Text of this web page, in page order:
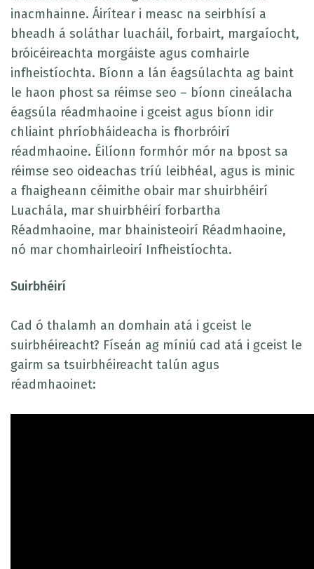
inacmhainne. Áirítear i measc na seirbhísí a
bheadh á soláthar luacháil, forbairt, margaíocht,
bróicéireachta morgáiste agus comhairle
infheistíochta. Bíonn a lán éagsúlachta ag baint
le haon phost sa réimse seo – bíonn cineálacha
éagsúla réadmhaoine i gceist agus bíonn idir
chliaint phríobháideacha is fhorbróirí
réadmhaoine. Éilíonn formhór mór na bpost sa
réimse seo oideachas tríú leibhéal, agus is minic
a fhaigheann céimithe obair mar shuirbhéirí
Luachála, mar shuirbhéirí forbartha
Réadmhaoine, mar bhainisteoirí Réadmhaoine,
nó mar chomhairleoirí Infheistíochta.
Suirbhéirí
Cad ó thalamh an domhain atá i gceist le
suirbhéireacht? Físeán ag míniú cad atá i gceist le
gairm sa tsuirbhéireacht talún agus
réadmhaoinet: